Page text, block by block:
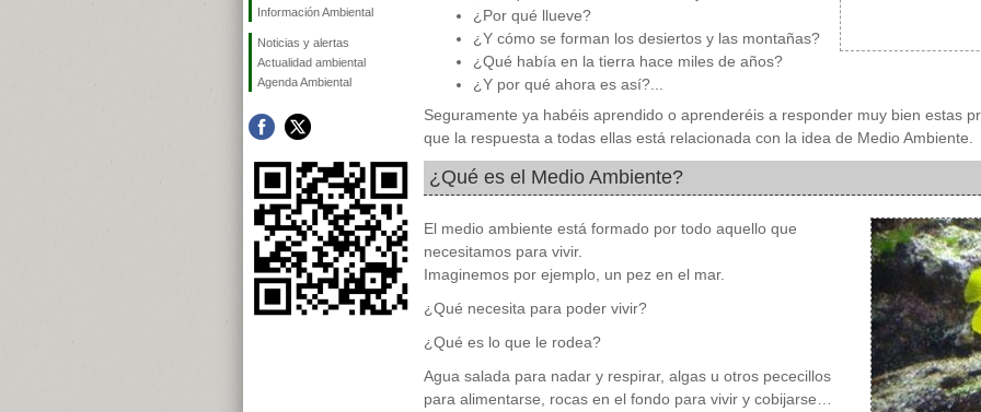
Información Ambiental
Noticias y alertas
Actualidad ambiental
Agenda Ambiental
¿Por qué llueve?
¿Y cómo se forman los desiertos y las montañas?
¿Qué había en la tierra hace miles de años?
¿Y por qué ahora es así?...
Seguramente ya habéis aprendido o aprenderéis a responder muy bien estas
que la respuesta a todas ellas está relacionada con la idea de Medio Ambiente.
¿Qué es el Medio Ambiente?
El medio ambiente está formado por todo aquello que
necesitamos para vivir.
Imaginemos por ejemplo, un pez en el mar.
¿Qué necesita para poder vivir?
¿Qué es lo que le rodea?
Agua salada para nadar y respirar, algas u otros pececillos
para alimentarse, rocas en el fondo para vivir y cobijarse…